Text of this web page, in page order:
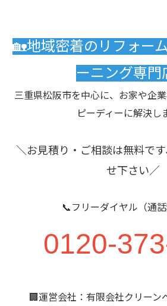
🏡地域密着のリフォー
ーニング専
三重県松阪市を中心に、お家や企
ピーディーに解決し
＼お見積り・ご相談は無料で
せ下さい／
📞フリーダイヤル（通話
0120-
🏢運営会社：有限会社クリーン